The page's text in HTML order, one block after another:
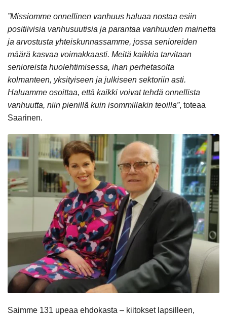
”Missiomme onnellinen vanhuus haluaa nostaa esiin
positiivisia vanhusuutisia ja parantaa vanhuuden mainetta
ja arvostusta yhteiskunnassamme, jossa senioreiden
määrä kasvaa voimakkaasti. Meitä kaikkia tarvitaan
senioreista huolehtimisessa, ihan perhetasolta
kolmanteen, yksityiseen ja julkiseen sektoriin asti.
Haluamme osoittaa, että kaikki voivat tehdä onnellista
vanhuutta, niin pienillä kuin isommillakin teoilla”, toteaa
Saarinen.
Saimme 131 upeaa ehdokasta – kiitokset lapsilleen,